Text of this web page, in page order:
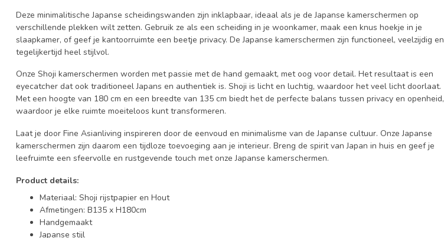
Deze minimalitische Japanse scheidingswanden zijn inklapbaar, ideaal als je de Japanse kamerschermen op
verschillende plekken wilt zetten. Gebruik ze als een scheiding in je woonkamer, maak een knus hoekje in je
slaapkamer, of geef je kantoorruimte een beetje privacy. De Japanse kamerschermen zijn functioneel, veelzijdig en
tegelijkertijd heel stijlvol.
Onze Shoji kamerschermen worden met passie met de hand gemaakt, met oog voor detail. Het resultaat is een
eyecatcher dat ook traditioneel Japans en authentiek is. Shoji is licht en luchtig, waardoor het veel licht doorlaat.
Met een hoogte van 180 cm en een breedte van 135 cm biedt het de perfecte balans tussen privacy en openheid,
waardoor je elke ruimte moeiteloos kunt transformeren.
Laat je door Fine Asianliving inspireren door de eenvoud en minimalisme van de Japanse cultuur. Onze Japanse
kamerschermen zijn daarom een tijdloze toevoeging aan je interieur. Breng de spirit van Japan in huis en geef je
leefruimte een sfeervolle en rustgevende touch met onze Japanse kamerschermen.
Product details:
Materiaal: Shoji rijstpapier en Hout
Afmetingen: B135 x H180cm
Handgemaakt
Japanse stijl